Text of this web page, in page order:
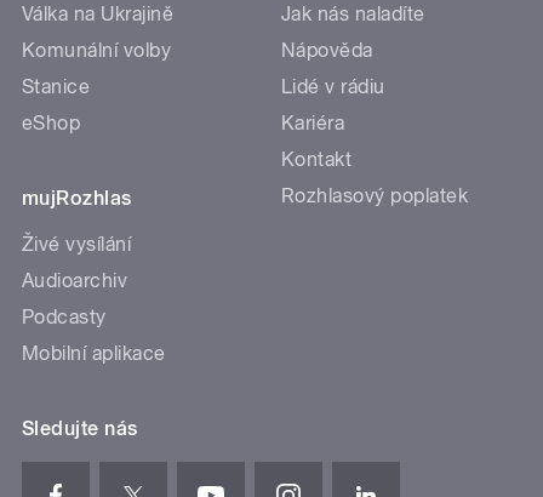
Válka na Ukrajině
Komunální volby
Stanice
eShop
mujRozhlas
Živé vysílání
Audioarchiv
Podcasty
Mobilní aplikace
Jak nás naladíte
Nápověda
Lidé v rádiu
Kariéra
Kontakt
Rozhlasový poplatek
Sledujte nás